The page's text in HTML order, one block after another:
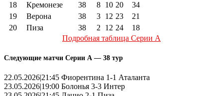
18
Кремонезе 38 8 10 20
34
19
Верона 38 3 12 23
21
20
Пиза 38 2 12 24
18
Подробная таблица Серии А
Следующие матчи Серии А — 38 тур
22.05.2026|21:45 Фиорентина 1-1 Аталанта
23.05.2026|19:00 Болонья 3-3 Интер